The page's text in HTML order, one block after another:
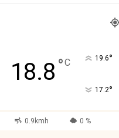
18.8 °C 19.6°
17.2°
0.9kmh 0 %